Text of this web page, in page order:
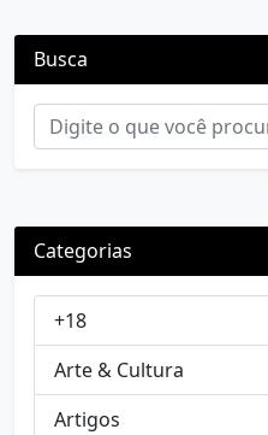
Busca
Categorias
+18
Arte & Cultura
Artigos